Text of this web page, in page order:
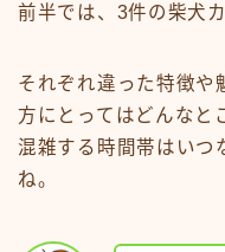
前半では、3件の柴犬
それぞれ違った特徴や
方にとってはどんなと
混雑する時間帯はいつ
ね。